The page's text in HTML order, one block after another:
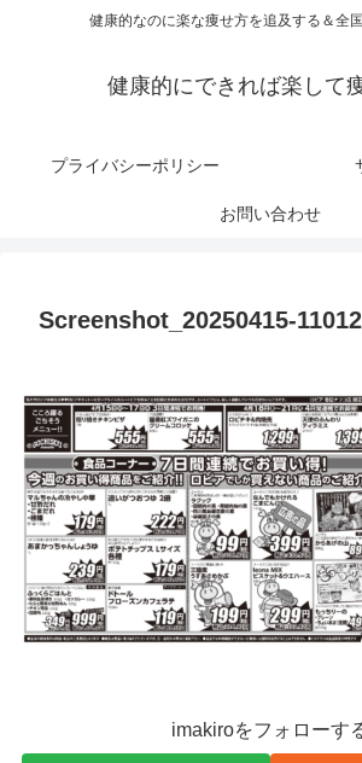
健康的なのに楽な痩せ方を追及する＆全
健康的にできれば楽して
プライバシーポリシー
お問い合わせ
Screenshot_20250415-
imakiroをフォローす